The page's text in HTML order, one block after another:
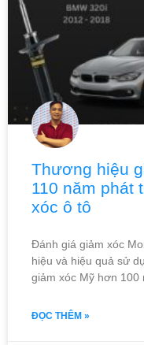
Thương hiệu
110 năm phát
xóc ô tô
Đánh giá giảm xóc
hiệu và hiệu quả sử
giảm xóc Mỹ hơn 100
ĐỌC THÊM »